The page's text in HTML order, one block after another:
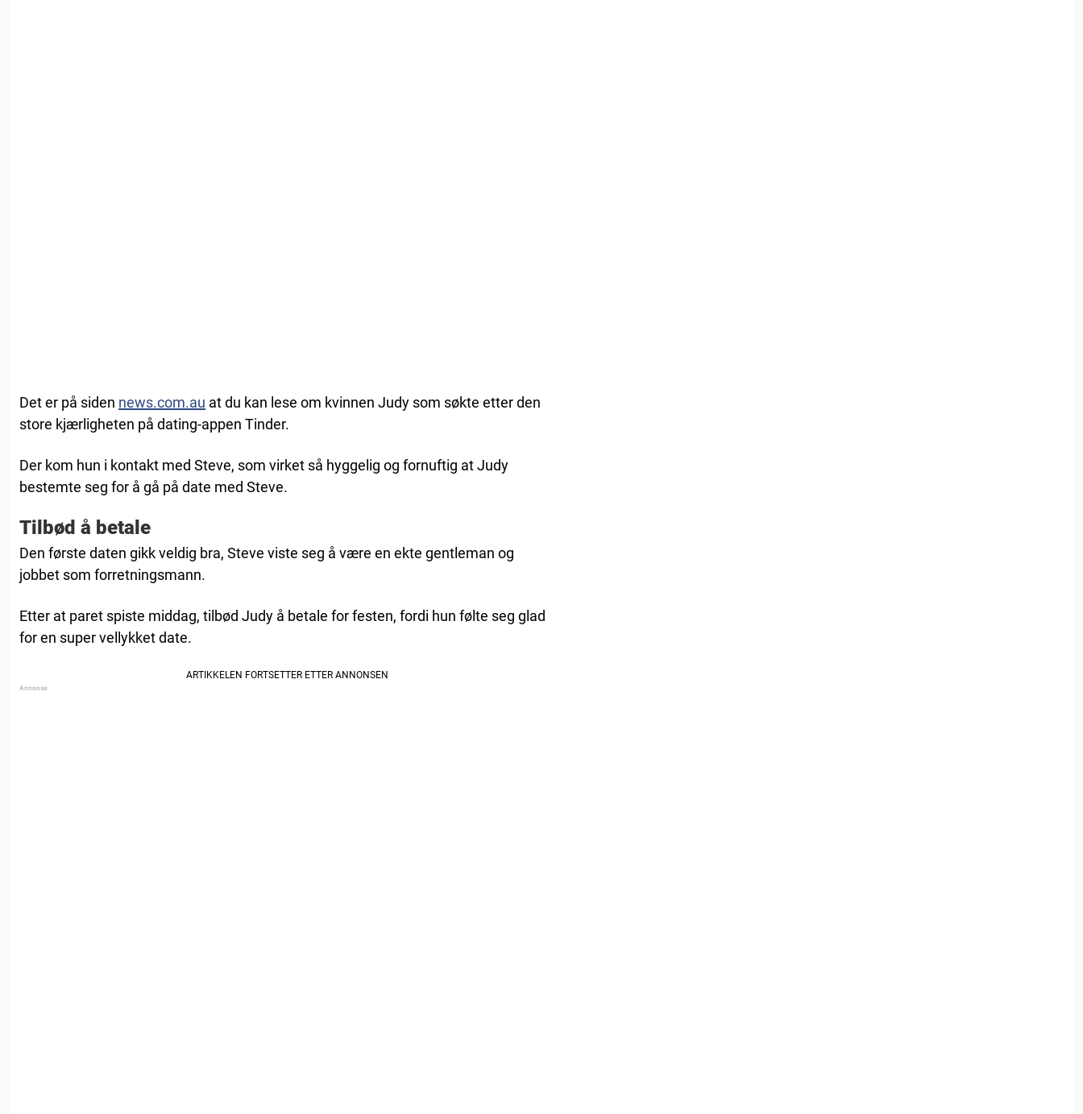
Det er på siden news.com.au at du kan lese om kvinnen Judy som søkte etter den
store kjærligheten på dating-appen Tinder.
Der kom hun i kontakt med Steve, som virket så hyggelig og fornuftig at Judy
bestemte seg for å gå på date med Steve.
Tilbød å betale
Den første daten gikk veldig bra, Steve viste seg å være en ekte gentleman og
jobbet som forretningsmann.
Etter at paret spiste middag, tilbød Judy å betale for festen, fordi hun følte seg glad
for en super vellykket date.